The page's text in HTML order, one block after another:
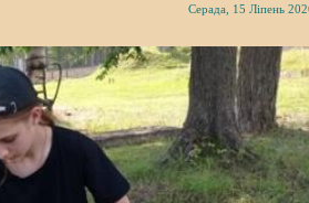
Серада, 15 Ліпень